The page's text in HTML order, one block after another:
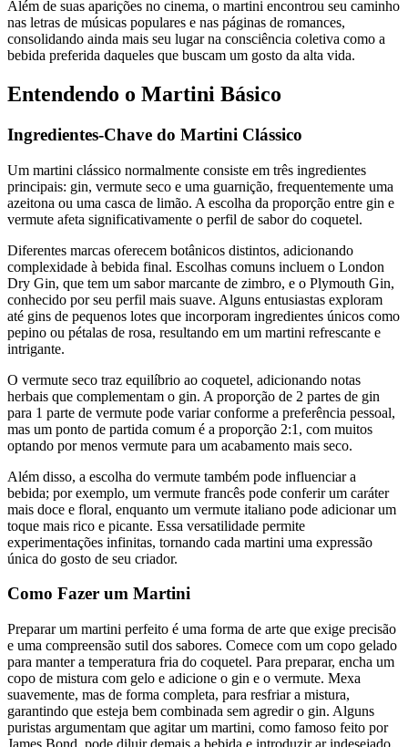
Além de suas aparições no cinema, o martini encontrou seu caminho
nas letras de músicas populares e nas páginas de romances,
consolidando ainda mais seu lugar na consciência coletiva como a
bebida preferida daqueles que buscam um gosto da alta vida.
Entendendo o Martini Básico
Ingredientes-Chave do Martini Clássico
Um martini clássico normalmente consiste em três ingredientes
principais: gin, vermute seco e uma guarnição, frequentemente uma
azeitona ou uma casca de limão. A escolha da proporção entre gin e
vermute afeta significativamente o perfil de sabor do coquetel.
Diferentes marcas oferecem botânicos distintos, adicionando
complexidade à bebida final. Escolhas comuns incluem o London
Dry Gin, que tem um sabor marcante de zimbro, e o Plymouth Gin,
conhecido por seu perfil mais suave. Alguns entusiastas exploram
até gins de pequenos lotes que incorporam ingredientes únicos como
pepino ou pétalas de rosa, resultando em um martini refrescante e
intrigante.
O vermute seco traz equilíbrio ao coquetel, adicionando notas
herbais que complementam o gin. A proporção de 2 partes de gin
para 1 parte de vermute pode variar conforme a preferência pessoal,
mas um ponto de partida comum é a proporção 2:1, com muitos
optando por menos vermute para um acabamento mais seco.
Além disso, a escolha do vermute também pode influenciar a
bebida; por exemplo, um vermute francês pode conferir um caráter
mais doce e floral, enquanto um vermute italiano pode adicionar um
toque mais rico e picante. Essa versatilidade permite
experimentações infinitas, tornando cada martini uma expressão
única do gosto de seu criador.
Como Fazer um Martini
Preparar um martini perfeito é uma forma de arte que exige precisão
e uma compreensão sutil dos sabores. Comece com um copo gelado
para manter a temperatura fria do coquetel. Para preparar, encha um
copo de mistura com gelo e adicione o gin e o vermute. Mexa
suavemente, mas de forma completa, para resfriar a mistura,
garantindo que esteja bem combinada sem agredir o gin. Alguns
puristas argumentam que agitar um martini, como famoso feito por
James Bond, pode diluir demais a bebida e introduzir ar indesejado,